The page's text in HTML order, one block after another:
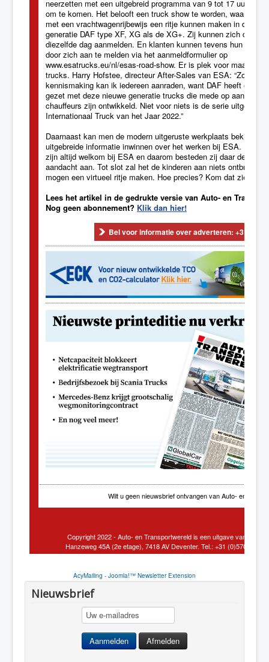
AcyMailing - Joomla!™ Newsletter Extension
Nieuwsbrief